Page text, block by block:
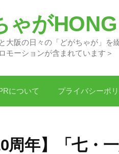
ゃが
港と大阪の日々の
モーションが含まれています＞
について プライバシーポ
周年】「七・